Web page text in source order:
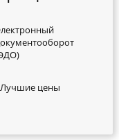
Лучшие цены